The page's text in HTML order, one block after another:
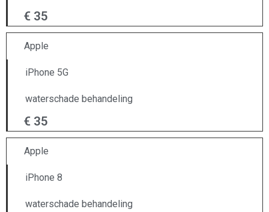
€ 35
Apple
iPhone 5G
waterschade behandeling
€ 35
Apple
iPhone 8
waterschade behandeling